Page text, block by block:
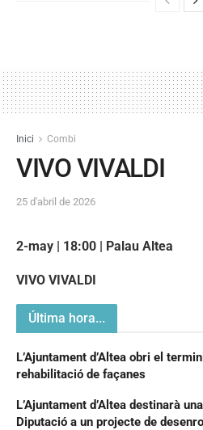
Inici Combi
VIVO VIVALDI
25 d'abril de 2026
2-may | 18:00 | Palau Altea
VIVO VIVALDI
Última hora...
L’Ajuntament d’Altea obri el
rehabilitació de façanes
L’Ajuntament d’Altea destinarà
Diputació a un projecte de